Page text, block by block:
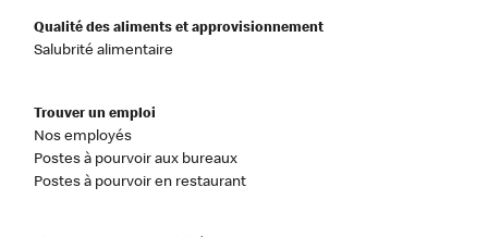
Qualité des aliments et approvisionnement
Salubrité alimentaire
Trouver un emploi
Nos employés
Postes à pourvoir aux bureaux
Postes à pourvoir en restaurant